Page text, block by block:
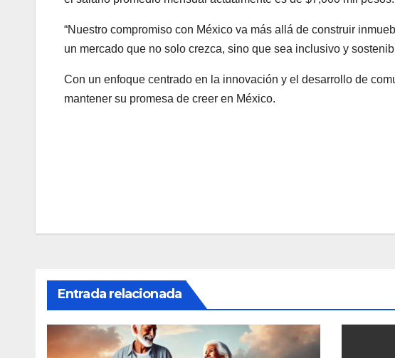
“Nuestro compromiso con México va más allá de construir
un mercado que no solo crezca, sino que sea inclusivo y
Con un enfoque centrado en la innovación y el desarrollo de
mantener su promesa de creer en México.
entradas
Entrada relacionada